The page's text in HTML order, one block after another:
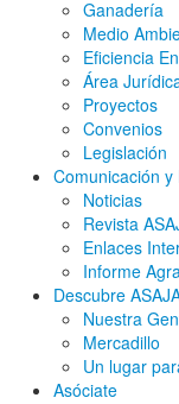
Ganadería
Medio
Eficiencia
Área
Proyectos
Convenios
Legislación
Comunicación y
Noticias
Revista
Enlaces
Informe
Descubre
Nuestra
Mercadillo
Un lugar
Asóciate